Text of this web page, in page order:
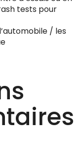
tests pour
/ les